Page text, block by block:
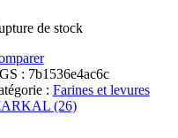
de stock
: 7b1536e4ac6c
: Farines et levures
(26)